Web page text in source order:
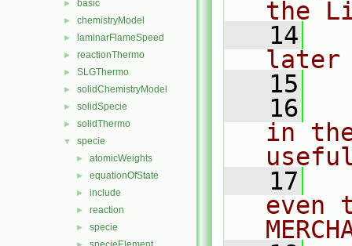
► basic
► chemistryModel
► laminarFlameSpeed
► reactionThermo
► SLGThermo
► solidChemistryModel
► solidSpecie
► solidThermo
▼ specie
► atomicWeights
► equationOfState
► include
► reaction
► specie
the
   14
later
   15
   16
in
   17
even